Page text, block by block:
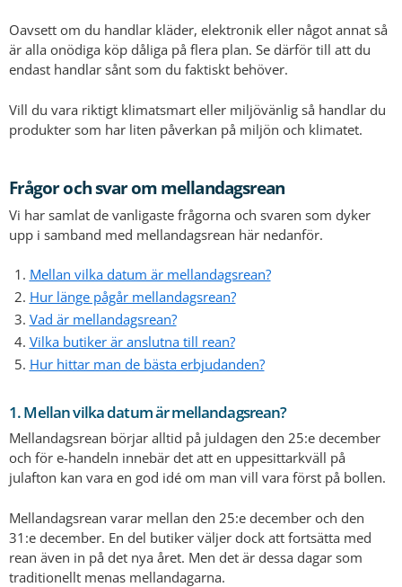
Oavsett om du handlar kläder, elektronik eller något annat så
är alla onödiga köp dåliga på flera plan. Se därför till att du
endast handlar sånt som du faktiskt behöver.
Vill du vara riktigt klimatsmart eller miljövänlig så handlar du
produkter som har liten påverkan på miljön och klimatet.
Frågor och svar om mellandagsrean
Vi har samlat de vanligaste frågorna och svaren som dyker
upp i samband med mellandagsrean här nedanför.
Mellan vilka datum är mellandagsrean?
Hur länge pågår mellandagsrean?
Vad är mellandagsrean?
Vilka butiker är anslutna till rean?
Hur hittar man de bästa erbjudanden?
1. Mellan vilka datum är mellandagsrean?
Mellandagsrean börjar alltid på juldagen den 25:e december
och för e-handeln innebär det att en uppesittarkväll på
julafton kan vara en god idé om man vill vara först på bollen.
Mellandagsrean varar mellan den 25:e december och den
31:e december. En del butiker väljer dock att fortsätta med
rean även in på det nya året. Men det är dessa dagar som
traditionellt menas mellandagarna.